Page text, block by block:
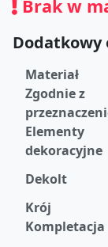
Brak w
Dodatkowy
Materiał
Zgodnie z
Elementy
dekoracyjne
Dekolt
Krój
Kompletacja